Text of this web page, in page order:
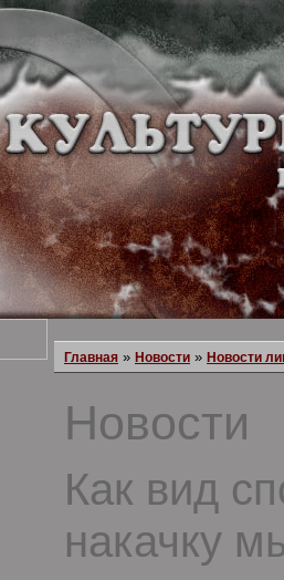
Главная » Новости » Новости
Новости
Как вид
накачку